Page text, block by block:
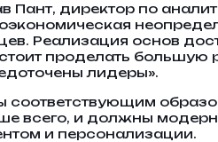
Пант, директор по
Реализация основ
проделать большую
лидеры».
соответствующим
всего, и должны
и персонализации.